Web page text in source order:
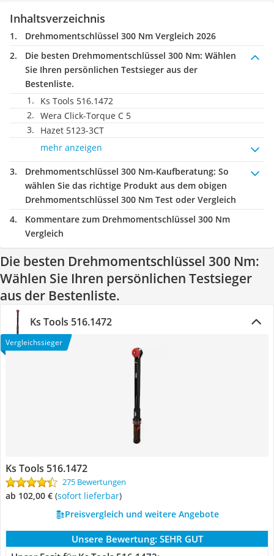
Inhaltsverzeichnis
Drehmomentschlüssel 300 Nm Vergleich 2026
Die besten Drehmomentschlüssel 300 Nm: Wählen
Sie Ihren persönlichen Testsieger aus der
Bestenliste.
Ks Tools 516.1472
Wera Click-Torque C 5
Hazet 5123-3CT
mehr anzeigen
Drehmomentschlüssel 300 Nm-Kaufberatung: So
wählen Sie das richtige Produkt aus dem obigen
Drehmomentschlüssel 300 Nm Test oder Vergleich
Kommentare zum Drehmomentschlüssel 300 Nm
Vergleich
Die besten Drehmomentschlüssel 300 Nm:
Wählen Sie Ihren persönlichen Testsieger
aus der Bestenliste.
Ks Tools 516.1472
Vergleichssieger
Ks Tools 516.1472
275 Bewertungen
ab 102,00 € ( Sofort lieferbar)
Preisvergleich und weitere Angebote
Unsere Bewertung: SEHR GUT